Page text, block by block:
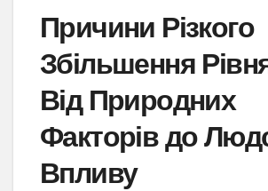
Причини Різкого
Збільшення
Від Природних
Факторів до
Впливу